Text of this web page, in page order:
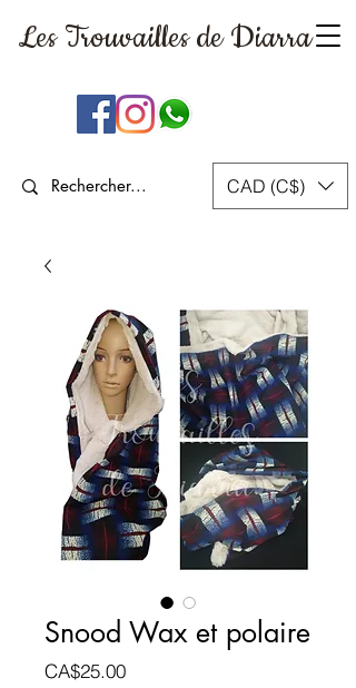
Les Trouvaillesde Diarra
CAD (C$)
Snood Wax et polaire
CA$25.00Prix